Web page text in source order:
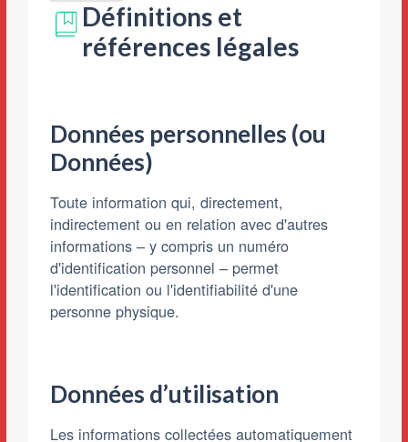
Définitions et
références légales
Données personnelles (ou
Données)
Toute information qui, directement,
indirectement ou en relation avec d'autres
informations – y compris un numéro
d'identification personnel – permet
l'identification ou l'identifiabilité d'une
personne physique.
Données d’utilisation
Les informations collectées automatiquement